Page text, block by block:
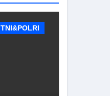
TNI&POLRI